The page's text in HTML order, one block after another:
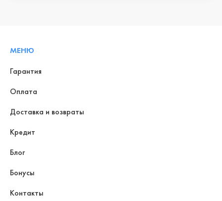
МЕНЮ
Гарантия
Оплата
Доставка и возвраты
Кредит
Блог
Бонусы
Контакты